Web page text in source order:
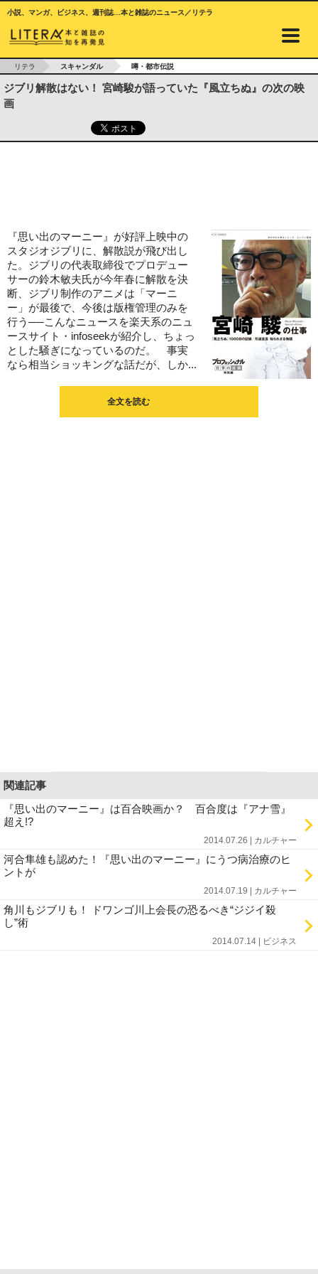
小説、マンガ、ビジネス、週刊誌…本と雑誌のニュース／リテラ
リテラ スキャンダル 噂・都市伝説
ジブリ解散はない！ 宮崎駿が語っていた『風立ちぬ』の次の映
画
『思い出のマーニー』が好評上映中の
スタジオジブリに、解散説が飛び出し
た。ジブリの代表取締役でプロデュー
サーの鈴木敏夫氏が今年春に解散を決
断、ジブリ制作のアニメは「マーニ
ー」が最後で、今後は版権管理のみを
行う──こんなニュースを楽天系のニュ
ースサイト・infoseekが紹介し、ちょっ
とした騒ぎになっているのだ。 事実
なら相当ショッキングな話だが、しか...
全文を読む
関連記事
『思い出のマーニー』は百合映画か？ 百合度は『アナ雪』
超え!?
2014.07.26 | カルチャー
河合隼雄も認めた！『思い出のマーニー』にうつ病治療のヒ
ントが
2014.07.19 | カルチャー
角川もジブリも！ ドワンゴ川上会長の恐るべき“ジジイ殺
し”術
2014.07.14 | ビジネス